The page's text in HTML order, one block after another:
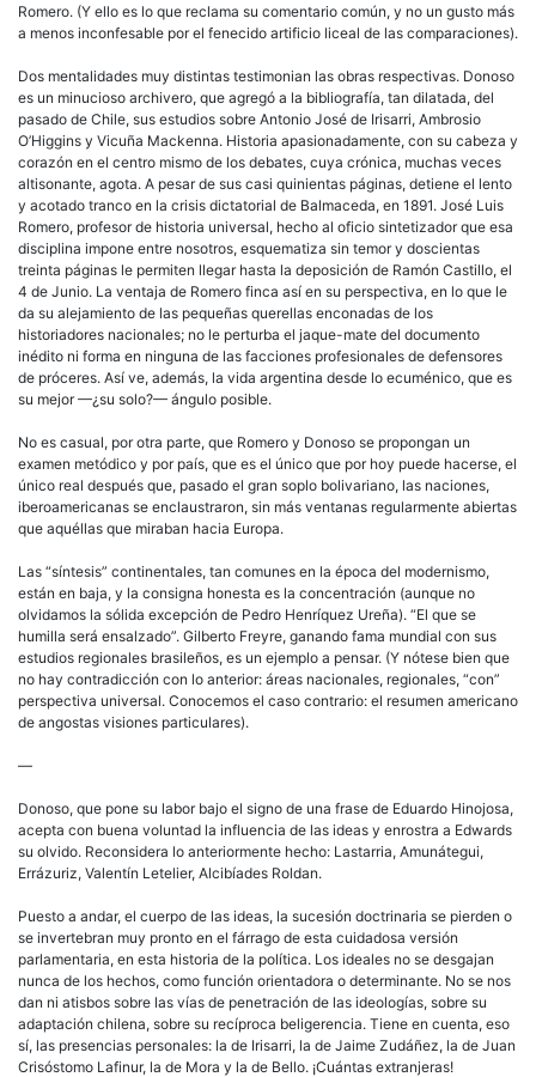
Romero. (Y ello es lo que reclama su comentario común, y no un gusto más
a menos inconfesable por el fenecido artificio liceal de las comparaciones).
Dos mentalidades muy distintas testimonian las obras respectivas. Donoso
es un minucioso archivero, que agregó a la bibliografía, tan dilatada, del
pasado de Chile, sus estudios sobre Antonio José de Irisarri, Ambrosio
O’Higgins y Vicuña Mackenna. Historia apasionadamente, con su cabeza y
corazón en el centro mismo de los debates, cuya crónica, muchas veces
altisonante, agota. A pesar de sus casi quinientas páginas, detiene el lento
y acotado tranco en la crisis dictatorial de Balmaceda, en 1891. José Luis
Romero, profesor de historia universal, hecho al oficio sintetizador que esa
disciplina impone entre nosotros, esquematiza sin temor y doscientas
treinta páginas le permiten llegar hasta la deposición de Ramón Castillo, el
4 de Junio. La ventaja de Romero finca así en su perspectiva, en lo que le
da su alejamiento de las pequeñas querellas enconadas de los
historiadores nacionales; no le perturba el jaque-mate del documento
inédito ni forma en ninguna de las facciones profesionales de defensores
de próceres. Así ve, además, la vida argentina desde lo ecuménico, que es
su mejor —¿su solo?— ángulo posible.
No es casual, por otra parte, que Romero y Donoso se propongan un
examen metódico y por país, que es el único que por hoy puede hacerse, el
único real después que, pasado el gran soplo bolivariano, las naciones,
iberoamericanas se enclaustraron, sin más ventanas regularmente abiertas
que aquéllas que miraban hacia Europa.
Las “síntesis” continentales, tan comunes en la época del modernismo,
están en baja, y la consigna honesta es la concentración (aunque no
olvidamos la sólida excepción de Pedro Henríquez Ureña). “El que se
humilla será ensalzado”. Gilberto Freyre, ganando fama mundial con sus
estudios regionales brasileños, es un ejemplo a pensar. (Y nótese bien que
no hay contradicción con lo anterior: áreas nacionales, regionales, “con”
perspectiva universal. Conocemos el caso contrario: el resumen americano
de angostas visiones particulares).
—
Donoso, que pone su labor bajo el signo de una frase de Eduardo Hinojosa,
acepta con buena voluntad la influencia de las ideas y enrostra a Edwards
su olvido. Reconsidera lo anteriormente hecho: Lastarria, Amunátegui,
Errázuriz, Valentín Letelier, Alcibíades Roldan.
Puesto a andar, el cuerpo de las ideas, la sucesión doctrinaria se pierden o
se invertebran muy pronto en el fárrago de esta cuidadosa versión
parlamentaria, en esta historia de la política. Los ideales no se desgajan
nunca de los hechos, como función orientadora o determinante. No se nos
dan ni atisbos sobre las vías de penetración de las ideologías, sobre su
adaptación chilena, sobre su recíproca beligerencia. Tiene en cuenta, eso
sí, las presencias personales: la de Irisarri, la de Jaime Zudáñez, la de Juan
Crisóstomo Lafinur, la de Mora y la de Bello. ¡Cuántas extranjeras!